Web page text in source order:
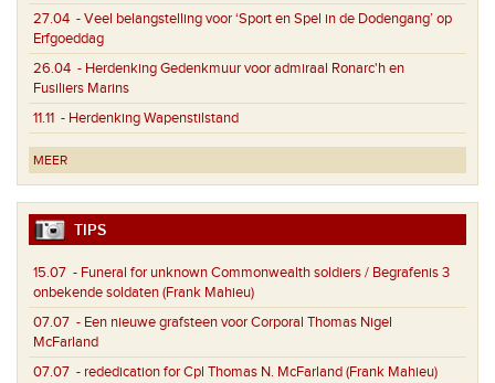
27.04 - Veel belangstelling voor ‘Sport en Spel in de Dodengang’ op
Erfgoeddag
26.04 - Herdenking Gedenkmuur voor admiraal Ronarc'h en
Fusiliers Marins
11.11 - Herdenking Wapenstilstand
MEER
TIPS
15.07 - Funeral for unknown Commonwealth soldiers / Begrafenis 3
onbekende soldaten (Frank Mahieu)
07.07 - Een nieuwe grafsteen voor Corporal Thomas Nigel
McFarland
07.07 - rededication for Cpl Thomas N. McFarland (Frank Mahieu)